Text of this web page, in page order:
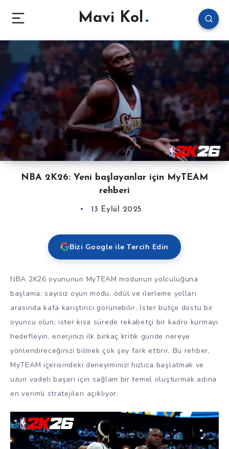
Mavi Kol
NBA 2K26: Yeni başlayanlar için MyTEAM
rehberi
13 Eylül 2025
Bizi Google ile Tercih Edin
NBA 2K26 oyununun MyTEAM modunun yolculuğuna
başlama; sayısız oyun modu, ödül ve ilerleme yolları
arasında kafa karıştırıcı görünebilir. İster bütçe dostu bir
oyuncu olun, ister kısa sürede rekabetçi bir kadro kurmayı
hedefleyin, enerjinizi ilk birkaç kritik günde nereye
yönlendireceğinizi bilmek çok şey fark ettirir. Bu rehber,
MyTEAM içerisindeki deneyiminizi hızlıca başlatmak ve
uzun vadeli başarı için sağlam bir temel oluşturmak adına
en verimli stratejileri açıklıyor.